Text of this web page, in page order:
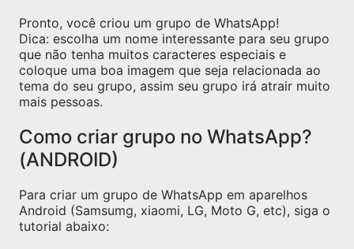
Pronto, você criou um grupo de WhatsApp!
Dica: escolha um nome interessante para seu grupo
que não tenha muitos caracteres especiais e
coloque uma boa imagem que seja relacionada ao
tema do seu grupo, assim seu grupo irá atrair muito
mais pessoas.
Como criar grupo no WhatsApp?
(ANDROID)
Para criar um grupo de WhatsApp em aparelhos
Android (Samsumg, xiaomi, LG, Moto G, etc), siga o
tutorial abaixo: